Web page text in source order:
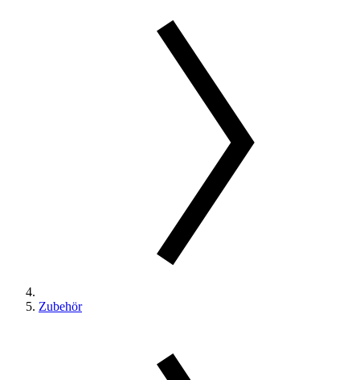
Zubehör